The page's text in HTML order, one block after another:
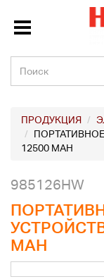
ПРОДУКЦИЯ
12500 MAH
985126HW
MAH